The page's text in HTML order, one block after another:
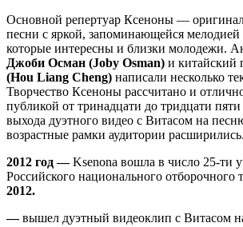
Основной репертуар Ксеноны —
песни с яркой, запоминающейся мелодией
которые интересны и близки молодежи.
Джоби Осман (Joby Osman) и китайский
(Hou Liang Cheng) написали несколько
Творчество Ксеноны рассчитано и
публикой от тринадцати до тридцати
выхода дуэтного видео с Витасом на
возрастные рамки аудитории расширились.
2012 год —Ksenona вошла в число 25-ти
Российского национального отборочного
2012.
—вышел дуэтный видеоклип с Витасом